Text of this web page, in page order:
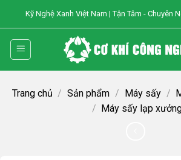
content
Kỹ Nghệ Xanh Việt Nam | Tận Tâm - Chuyên
Trang chủ / Sản phẩm / Máy sấy /
/ Máy sấy lạp